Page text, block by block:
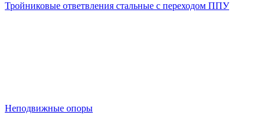
Тройниковые ответвления стальные с переходом ППУ
Неподвижные опоры